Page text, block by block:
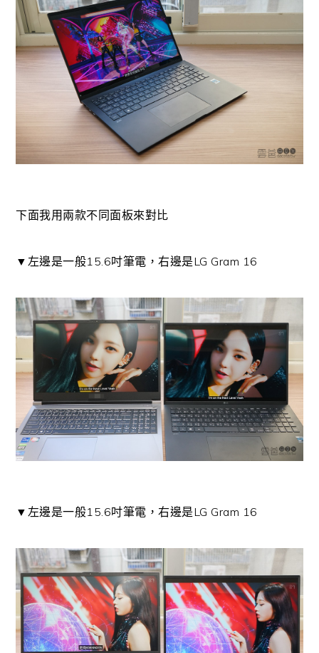
下面我用兩款不同面板來對比
▼左邊是一般15.6吋筆電，右邊是LG Gram 16
▼左邊是一般15.6吋筆電，右邊是LG Gram 16